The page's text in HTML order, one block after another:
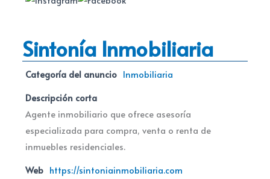
Sintonía Inmobiliaria
Categoría del anuncio Inmobiliaria
Descripción corta
Agente inmobiliario que ofrece asesoría
especializada para compra, venta o renta de
inmuebles residenciales.
Web https://sintoniainmobiliaria.com